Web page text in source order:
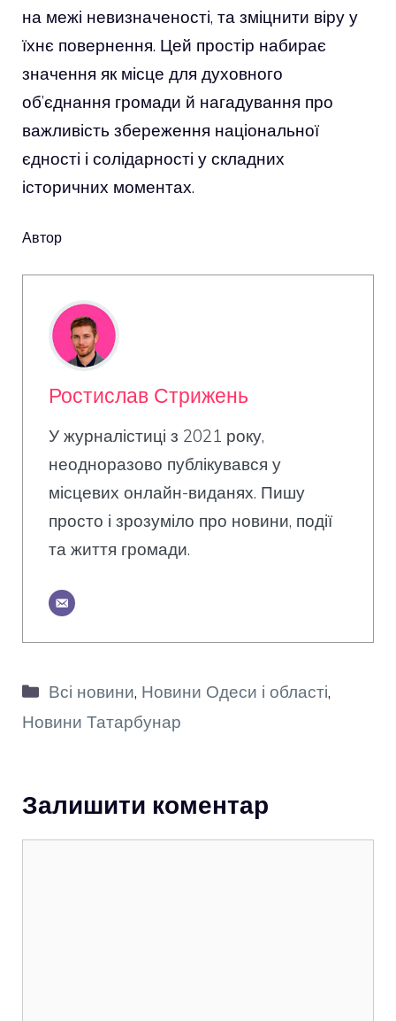
на межі невизначеності, та зміцнити віру у
їхнє повернення. Цей простір набирає
значення як місце для духовного
об’єднання громади й нагадування про
важливість збереження національної
єдності і солідарності у складних
історичних моментах.
Автор
Ростислав Стрижень
У журналістиці з 2021 року,
неодноразово публікувався у
місцевих онлайн-виданях. Пишу
просто і зрозуміло про новини, події
та життя громади.
Категорії
Всі новини, Новини Одеси і області,
Новини Татарбунар
Залишити коментар